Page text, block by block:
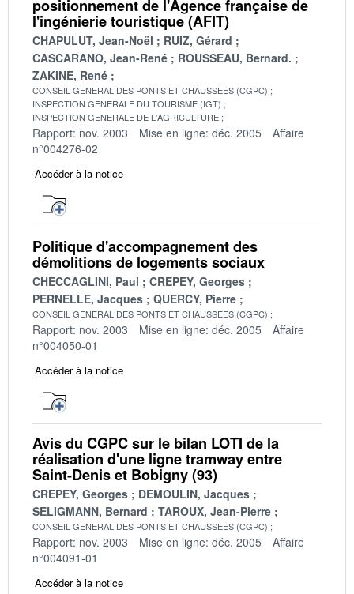
positionnement de l'Agence française de
l'ingénierie touristique (AFIT)
CHAPULUT, Jean-Noël
RUIZ, Gérard
CASCARANO, Jean-René
ROUSSEAU, Bernard.
ZAKINE, René
CONSEIL GENERAL DES PONTS ET CHAUSSEES (CGPC)
INSPECTION GENERALE DU TOURISME (IGT)
INSPECTION GENERALE DE L'AGRICULTURE
Rapport: nov. 2003 Mise en ligne: déc. 2005
Affaire
n°004276-02
Accéder à la notice
Politique d'accompagnement des
démolitions de logements sociaux
CHECCAGLINI, Paul
CREPEY, Georges
PERNELLE, Jacques
QUERCY, Pierre
CONSEIL GENERAL DES PONTS ET CHAUSSEES (CGPC)
Rapport: nov. 2003 Mise en ligne: déc. 2005
Affaire
n°004050-01
Accéder à la notice
Avis du CGPC sur le bilan LOTI de la
réalisation d'une ligne tramway entre
Saint-Denis et Bobigny (93)
CREPEY, Georges
DEMOULIN, Jacques
SELIGMANN, Bernard
TAROUX, Jean-Pierre
CONSEIL GENERAL DES PONTS ET CHAUSSEES (CGPC)
Rapport: nov. 2003 Mise en ligne: déc. 2005
Affaire
n°004091-01
Accéder à la notice